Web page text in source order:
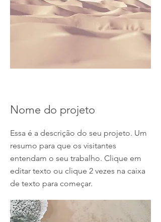
Nome do projeto
Essa é a descrição do seu projeto. Um
resumo para que os visitantes
entendam o seu trabalho. Clique em
editar texto ou clique 2 vezes na caixa
de texto para começar.